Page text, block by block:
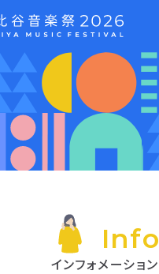
Info
インフォメーション